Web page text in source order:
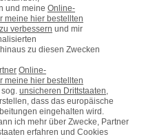
AGB & Pflichtinformationen
Datenschutz
Cookie-Einstellungen
Vertrag widerrufen